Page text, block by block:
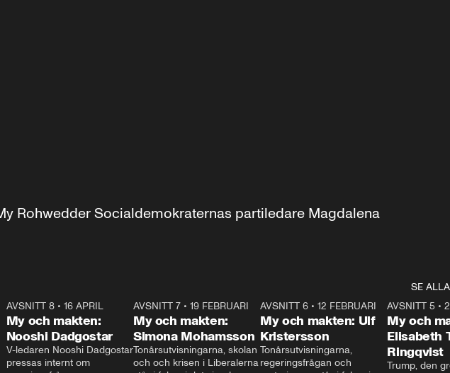
Rohwedder Socialdemokraternas partiledare Magdalena
SE ALLA
AVSNITT 8• 16 APRIL
My och makten:
Nooshi Dadgostar
V-ledaren Nooshi Dadgostar
pressas internt om
24:30
AVSNITT 7• 19 FEBRUARI
My och makten:
Simona Mohamsson
Tonårsutvisningarna, skolan
och och krisen i Liberalerna
27:30
AVSNITT 6 •12 FEBRUARI
My och makten: Ulf
Kristersson
Tonårsutvisningarna,
regeringsfrågan och
AVSNITT 5 •
My och
Elisabeth
Ringqvist
Trump, den